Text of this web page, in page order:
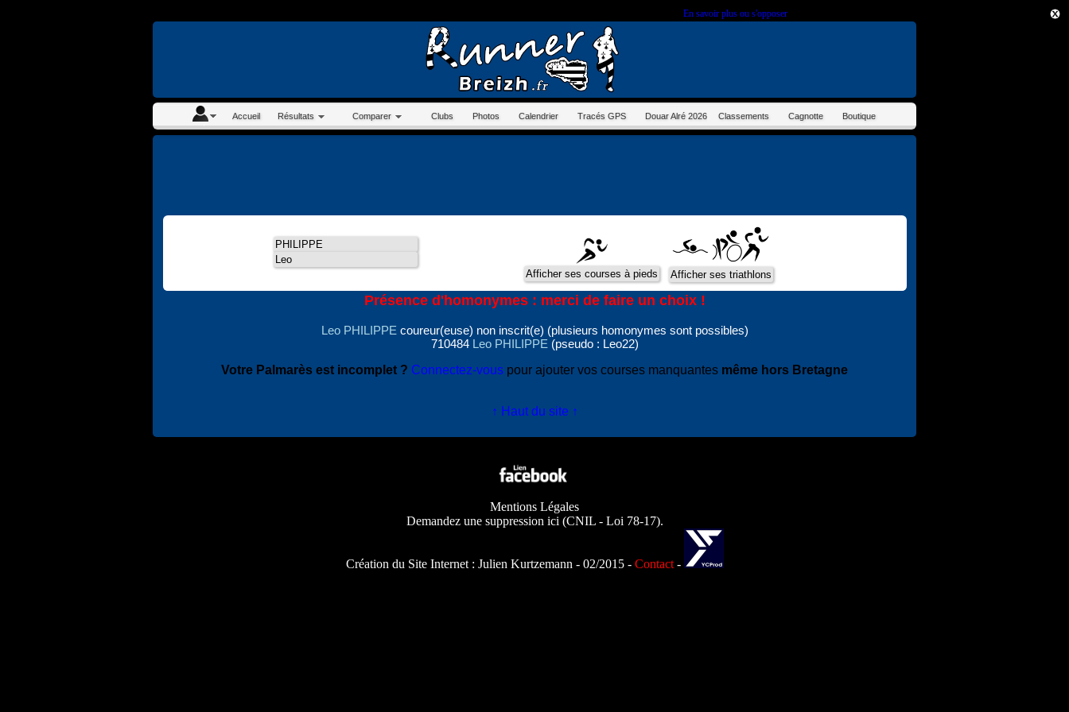
En savoir plus ou s'opposer.
Accueil Résultats Comparer Clubs Photos Calendrier Tracés GPS Douar Alré 2026 Classements Cagnotte Boutique
Présence d'homonymes : merci de faire un choix !
Leo PHILIPPE coureur(euse) non inscrit(e) (plusieurs homonymes sont possibles)
710484 Leo PHILIPPE (pseudo : Leo22)
Votre Palmarès est incomplet ? Connectez-vous pour ajouter vos courses manquantes même hors Bretagne
↑ Haut du site ↑
Mentions Légales
Demandez une suppression ici (CNIL - Loi 78-17).
Création du Site Internet : Julien Kurtzemann - 02/2015 - Contact-